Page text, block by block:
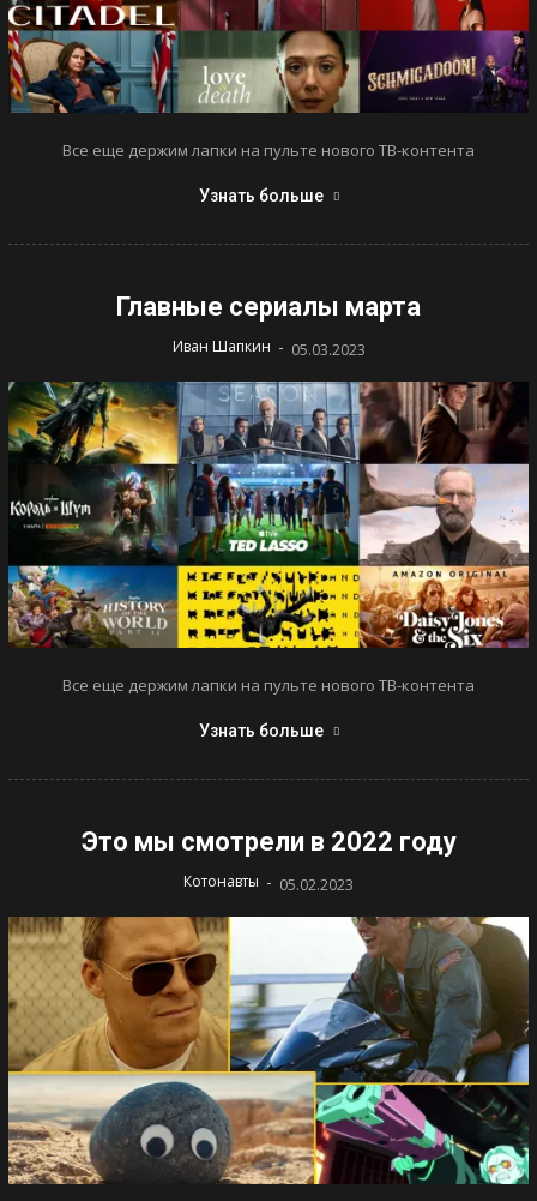
Все еще держим лапки на пульте нового ТВ-контента
Узнать больше
Главные сериалы марта
Иван Шапкин - 05.03.2023
Все еще держим лапки на пульте нового ТВ-контента
Узнать больше
Это мы смотрели в 2022 году
Котонавты - 05.02.2023